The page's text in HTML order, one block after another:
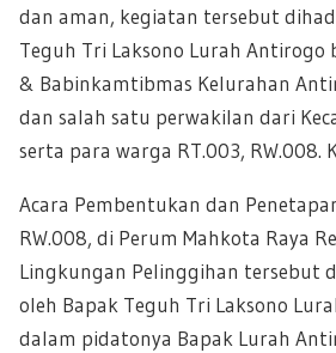
dan aman, kegiatan tersebut
Teguh Tri Laksono Lurah Antirogo
& Babinkamtibmas Kelurahan
dan salah satu perwakilan dari
serta para warga RT.003, RW.008.
Acara Pembentukan dan
RW.008, di Perum Mahkota Raya
Lingkungan Pelinggihan tersebut
oleh Bapak Teguh Tri Laksono
dalam pidatonya Bapak Lurah